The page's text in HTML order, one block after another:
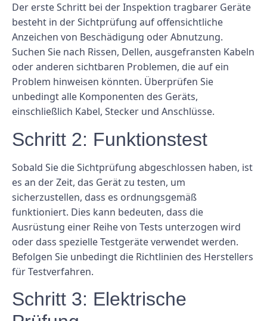
Der erste Schritt bei der Inspektion tragbarer Geräte
besteht in der Sichtprüfung auf offensichtliche
Anzeichen von Beschädigung oder Abnutzung.
Suchen Sie nach Rissen, Dellen, ausgefransten Kabeln
oder anderen sichtbaren Problemen, die auf ein
Problem hinweisen könnten. Überprüfen Sie
unbedingt alle Komponenten des Geräts,
einschließlich Kabel, Stecker und Anschlüsse.
Schritt 2: Funktionstest
Sobald Sie die Sichtprüfung abgeschlossen haben, ist
es an der Zeit, das Gerät zu testen, um
sicherzustellen, dass es ordnungsgemäß
funktioniert. Dies kann bedeuten, dass die
Ausrüstung einer Reihe von Tests unterzogen wird
oder dass spezielle Testgeräte verwendet werden.
Befolgen Sie unbedingt die Richtlinien des Herstellers
für Testverfahren.
Schritt 3: Elektrische